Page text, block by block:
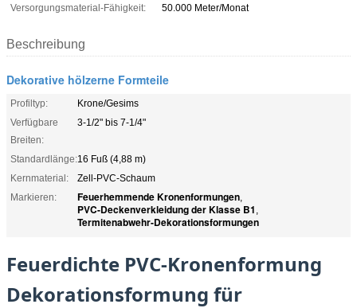
Versorgungsmaterial-Fähigkeit:
50.000 Meter/Monat
Beschreibung
Dekorative hölzerne Formteile
Profiltyp:
Krone/Gesims
Verfügbare
Breiten:
3-1/2" bis 7-1/4"
Standardlänge:16 Fuß (4,88 m)
Kernmaterial:
Zell-PVC-Schaum
Markieren:
Feuerhemmende Kronenformungen,
PVC-Deckenverkleidung der Klasse B1 ,
Termitenabwehr-Dekorationsformungen
Feuerdichte PVC-Kronenformung
Dekorationsformung für